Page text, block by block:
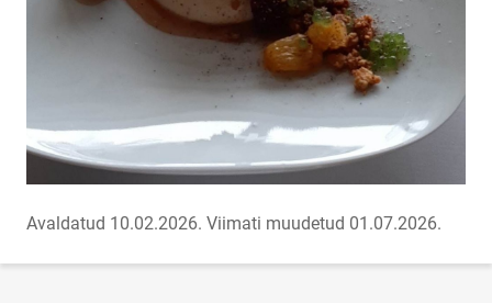
Avaldatud 10.02.2026. Viimati muudetud 01.07.2026.